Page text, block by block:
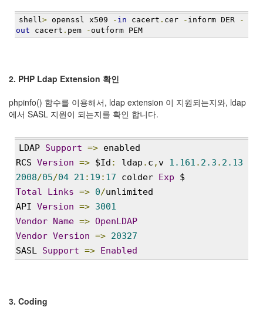
shell> openssl x509 - in cacert . cer - inform DER
-
out cacert . pem - outform PEM
2. PHP Ldap Extension 확인
phpinfo() 함수를 이용해서, ldap extension 이 지원되는지와, ldap
에서 SASL 지원이 되는지를 확인 합니다.
LDAP Support => enabled
RCS Version => $Id : ldap . c ,v 1.161 . 2.3 . 2.13
2008/05/04 21 : 19 : 17 colder Exp $
Total
Links => 0/unlimited
API Version => 3001
Vendor Name => OpenLDAP
Vendor Version => 20327
SASL Support => Enabled
3. Coding
Find!
192
절
주
30
군
이
11
둘
째
사
고
일
지
3
안
녕